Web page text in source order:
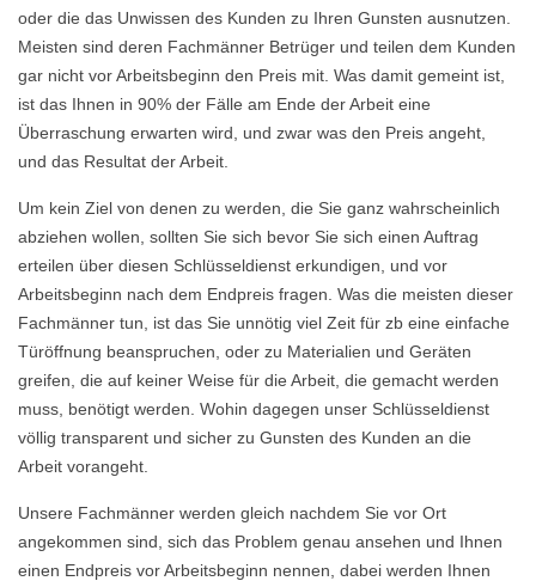
oder die das Unwissen des Kunden zu Ihren Gunsten ausnutzen.
Meisten sind deren Fachmänner Betrüger und teilen dem Kunden
gar nicht vor Arbeitsbeginn den Preis mit. Was damit gemeint ist,
ist das Ihnen in 90% der Fälle am Ende der Arbeit eine
Überraschung erwarten wird, und zwar was den Preis angeht,
und das Resultat der Arbeit.
Um kein Ziel von denen zu werden, die Sie ganz wahrscheinlich
abziehen wollen, sollten Sie sich bevor Sie sich einen Auftrag
erteilen über diesen Schlüsseldienst erkundigen, und vor
Arbeitsbeginn nach dem Endpreis fragen. Was die meisten dieser
Fachmänner tun, ist das Sie unnötig viel Zeit für zb eine einfache
Türöffnung beanspruchen, oder zu Materialien und Geräten
greifen, die auf keiner Weise für die Arbeit, die gemacht werden
muss, benötigt werden. Wohin dagegen unser Schlüsseldienst
völlig transparent und sicher zu Gunsten des Kunden an die
Arbeit vorangeht.
Unsere Fachmänner werden gleich nachdem Sie vor Ort
angekommen sind, sich das Problem genau ansehen und Ihnen
einen Endpreis vor Arbeitsbeginn nennen, dabei werden Ihnen